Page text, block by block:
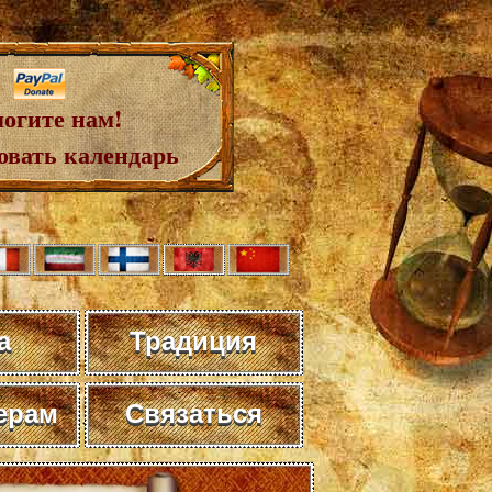
нам!
календарь
Традиция
Связаться